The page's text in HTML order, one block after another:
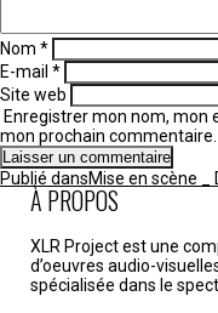
Nom *
E-mail *
Site web
Enregistrer mon nom, mon
mon prochain commentaire.
Navigation
de
l’article
Publié dansMise en scène _
À PROPOS
XLR Project est une
d’oeuvres audio-
spécialisée dans le